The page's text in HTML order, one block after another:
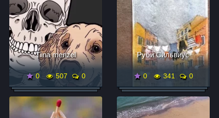
Tiina menzel
0 507 0
Руби Сильвиус
0 341 0